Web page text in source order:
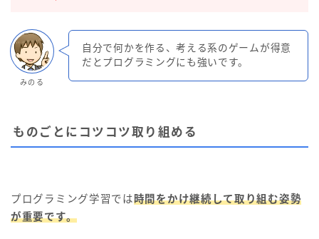
みのる
自分で何かを作る、考える系のゲームが得意
だとプログラミングにも強いです。
ものごとにコツコツ取り組める
プログラミング学習では時間をかけ継続して取り組む姿勢
が重要です。